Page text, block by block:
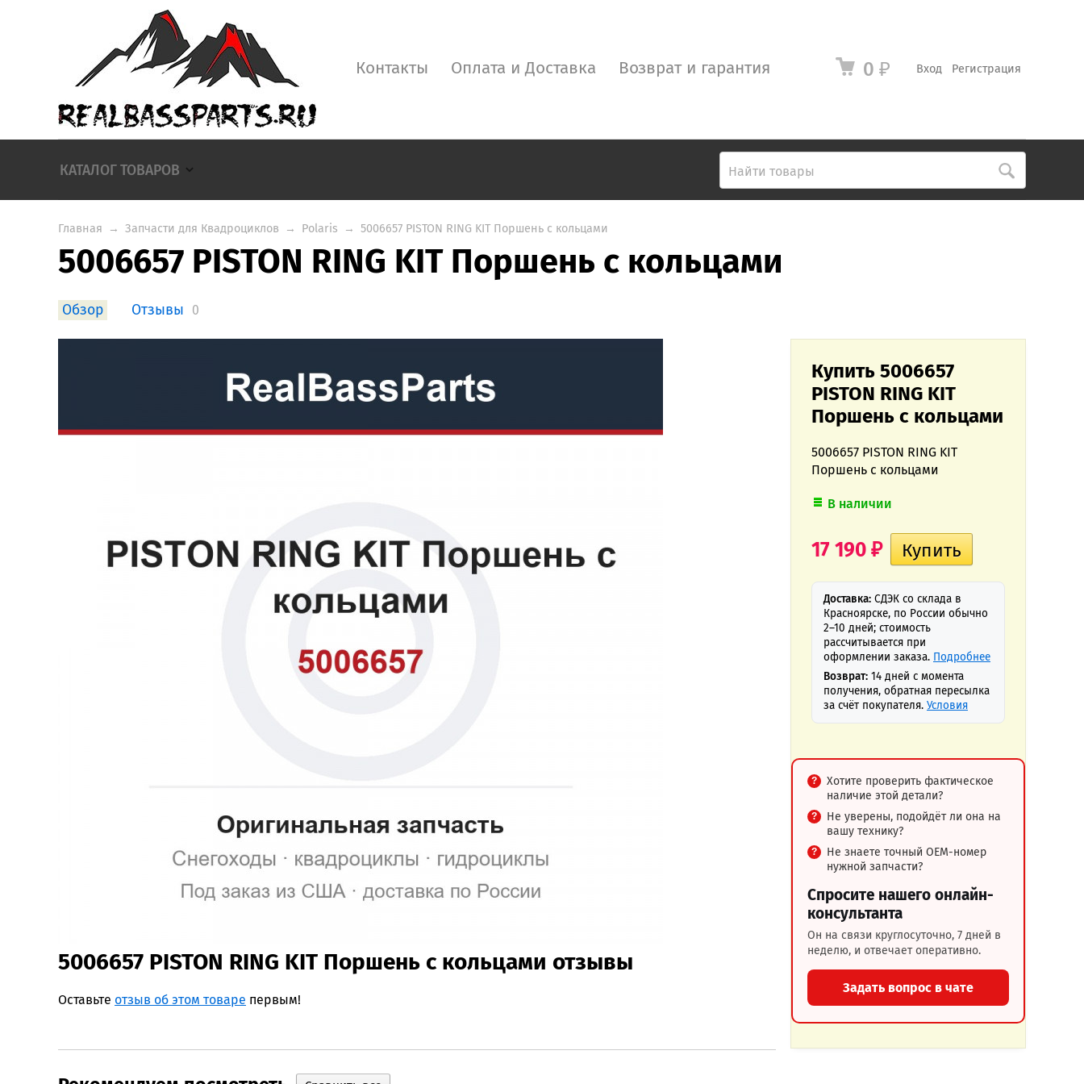
Вход Регистрация
0 ₽
Контакты Оплата и Доставка Возврат и гарантия
КАТАЛОГ ТОВАРОВ
Главная → Запчасти для Квадроциклов → Polaris → 5006657 PISTON RING KIT Поршень с кольцами
5006657 PISTON RING KIT Поршень с кольцами
Обзор Отзывы 0
Купить 5006657
PISTON RING KIT
Поршень с кольцами
5006657 PISTON RING KIT
Поршень с кольцами
В наличии
17 190 ₽
Доставка: СДЭК со склада в
Красноярске, по России обычно
2–10 дней; стоимость
рассчитывается при
оформлении заказа. Подробнее
Возврат: 14 дней с момента
получения, обратная пересылка
за счёт покупателя. Условия
Хотите проверить фактическое
наличие этой детали?
Не уверены, подойдёт ли она на
вашу технику?
Не знаете точный OEM-номер
нужной запчасти?
Спросите нашего онлайн-
консультанта
Он на связи круглосуточно, 7 дней в
неделю, и отвечает оперативно.
Задать вопрос в чате
5006657 PISTON RING KIT Поршень с кольцами отзывы
Оставьте отзыв об этом товаре первым!